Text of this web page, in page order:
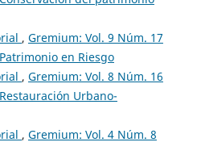
, Gremium: Vol. 9 Núm. 17
en Riesgo
, Gremium: Vol. 8 Núm. 16
Urbano-
, Gremium: Vol. 4 Núm. 8